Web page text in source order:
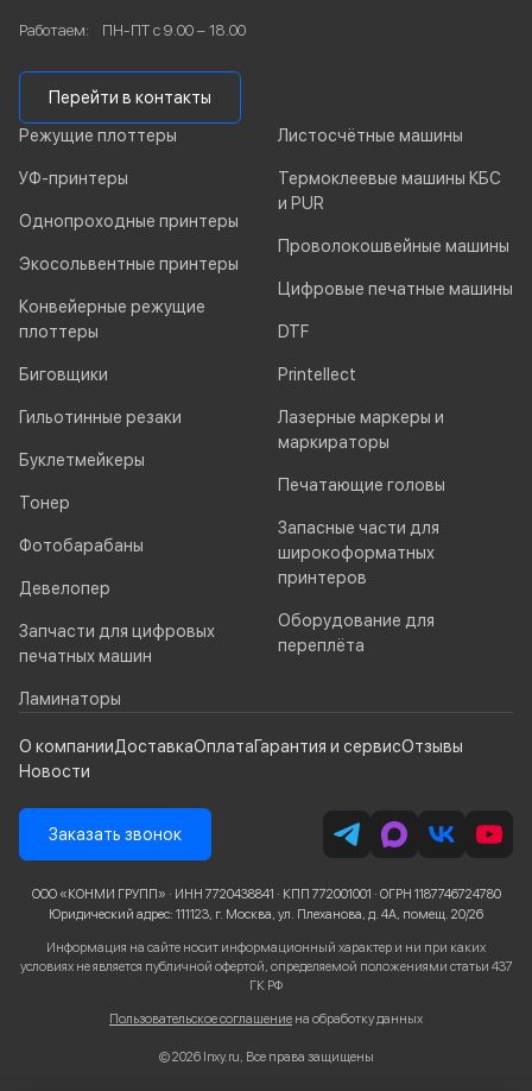
Режущие плоттеры
УФ-принтеры
Однопроходные принтеры
Экосольвентные принтеры
Конвейерные режущие
плоттеры
Биговщики
Гильотинные резаки
Буклетмейкеры
Тонер
Фотобарабаны
Девелопер
Запчасти для цифровых
печатных машин
Ламинаторы
Листосчётные машины
Термоклеевые машины КБС
и PUR
Проволокошвейные машины
Цифровые печатные машины
DTF
Printellect
Лазерные маркеры и
маркираторы
Печатающие головы
Запасные части для
широкоформатных
принтеров
Оборудование для
переплёта
О компанииДоставкаОплатаГарантия и сервисОтзывы
Новости
Работаем: ПН-ПТ с 9.00 – 18.00
Перейти в контакты
Заказать звонок
ООО «КОНМИ ГРУПП» · ИНН 7720438841 · КПП 772001001 · ОГРН 1187746724780
Юридический адрес: 111123, г. Москва, ул. Плеханова, д. 4А, помещ. 20/26
Информация на сайте носит информационный характер и ни при каких
условиях не является публичной офертой, определяемой положениями статьи 437
ГК РФ
Пользовательское соглашение на обработку данных
© 2026 Inxy.ru, Все права защищены